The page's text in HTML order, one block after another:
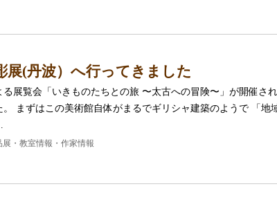
展(丹波）へ行ってきました
展覧会「いきものたちとの旅 〜太古への冒険〜」が開催さ
まずはこの美術館自体がまるでギリシャ建築のようで 「地
展・教室情報・作家情報